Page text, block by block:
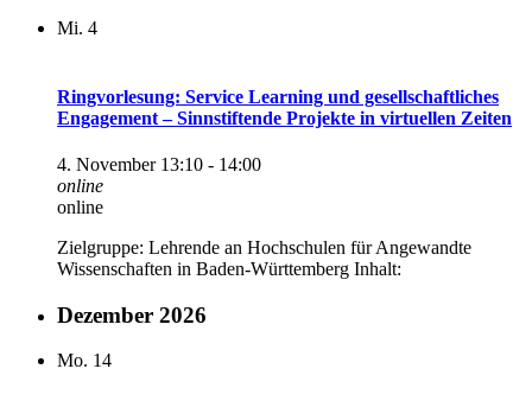
Mi. 4
Ringvorlesung: Service Learning und gesellschaftliches
Engagement – Sinnstiftende Projekte in virtuellen Zeiten
4. November 13:10 - 14:00
online
online
Zielgruppe: Lehrende an Hochschulen für Angewandte
Wissenschaften in Baden-Württemberg Inhalt:
Dezember 2026
Mo. 14